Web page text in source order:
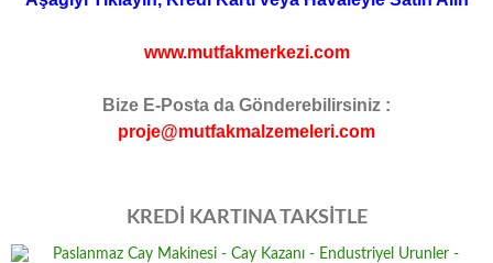
www.mutfakmerkezi.com
Bize E-Posta da Gönderebilirsiniz :
proje@mutfakmalzemeleri.com
KREDİ KARTINA TAKSİTLE